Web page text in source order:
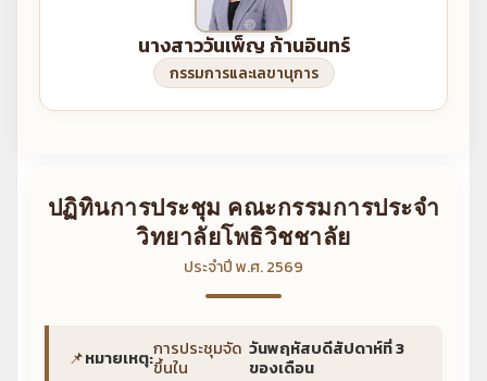
นางสาววันเพ็ญ ก้านอินทร์
กรรมการและเลขานุการ
ปฏิทินการประชุม คณะกรรมการประจำ
วิทยาลัยโพธิวิชชาลัย
ประจำปี พ.ศ. 2569
📌หมายเหตุ:การประชุมจัด
ขึ้นใน
วันพฤหัสบดีสัปดาห์ที่ 3
ของเดือน